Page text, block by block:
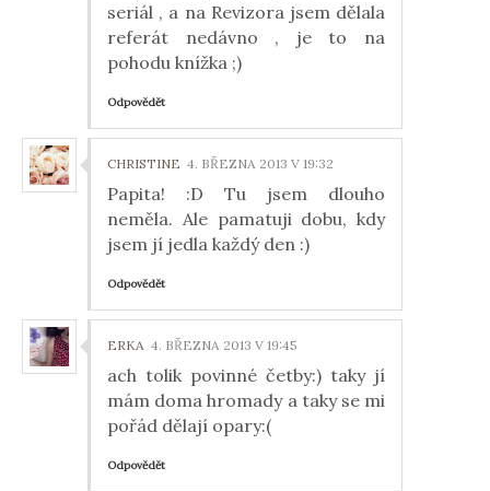
seriál , a na Revizora jsem dělala
referát nedávno , je to na
pohodu knížka ;)
Odpovědět
CHRISTINE 4. BŘEZNA 2013 V 19:32
Papita! :D Tu jsem dlouho
neměla. Ale pamatuji dobu, kdy
jsem jí jedla každý den :)
Odpovědět
ERKA 4. BŘEZNA 2013 V 19:45
ach tolik povinné četby:) taky jí
mám doma hromady a taky se mi
pořád dělají opary:(
Odpovědět